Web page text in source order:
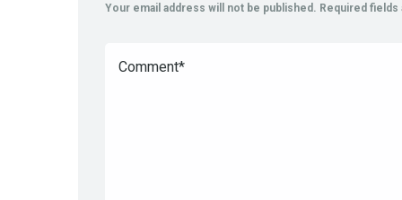
Your email address will not be published. Required fields